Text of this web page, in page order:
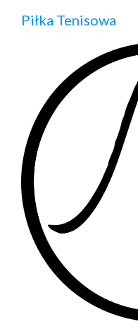
Piłka Tenisowa